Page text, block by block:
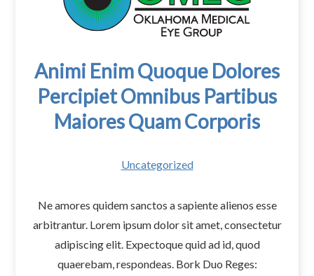
Animi Enim Quoque Dolores
Percipiet Omnibus Partibus
Maiores Quam Corporis
Uncategorized
Ne amores quidem sanctos a sapiente alienos esse
arbitrantur. Lorem ipsum dolor sit amet, consectetur
adipiscing elit. Expectoque quid ad id, quod
quaerebam, respondeas. Bork Duo Reges: